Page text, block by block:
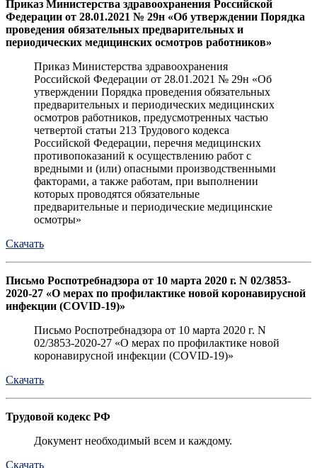
Приказ Министерства здравоохранения Российской
Федерации от 28.01.2021 № 29н «Об утверждении Порядка
проведения обязательных предварительных и
периодических медицинских осмотров работников»
Приказ Министерства здравоохранения
Российской Федерации от 28.01.2021 № 29н «Об
утверждении Порядка проведения обязательных
предварительных и периодических медицинских
осмотров работников, предусмотренных частью
четвертой статьи 213 Трудового кодекса
Российской Федерации, перечня медицинских
противопоказаний к осуществлению работ с
вредными и (или) опасными производственными
факторами, а также работам, при выполнении
которых проводятся обязательные
предварительные и периодические медицинские
осмотры»
Скачать
Письмо Роспотребнадзора от 10 марта 2020 г. N 02/3853-
2020-27 «О мерах по профилактике новой коронавирусной
инфекции (COVID-19)»
Письмо Роспотребнадзора от 10 марта 2020 г. N
02/3853-2020-27 «О мерах по профилактике новой
коронавирусной инфекции (COVID-19)»
Скачать
Трудовой кодекс РФ
Документ необходимый всем и каждому.
Скачать